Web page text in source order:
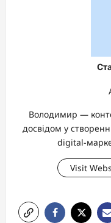
Володимир —
досвідом у
digital-
Visit